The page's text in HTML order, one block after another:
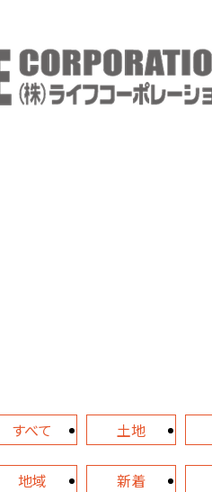
すべて 土地
地域 新着